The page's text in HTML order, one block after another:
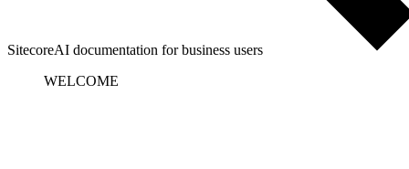
SitecoreAI documentation for business users
WELCOME